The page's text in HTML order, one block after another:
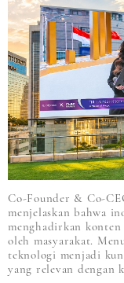
Co-Founder & Co-
menjelaskan bahwa
menghadirkan
oleh masyarakat.
teknologi menjadi
yang relevan dengan